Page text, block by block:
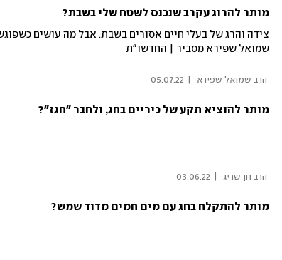
מותר להרוג עקרב שנכנס לשטח שלי בשבת?
צידה והרג של בעלי חיים אסורים בשבת. אבל מה עושים
שמואל שפירא מסביר | החדשו"ת
הרב שמואל שפירא 05.07.22
מותר להוציא תקע של כיריים בחג, ולחבר "חגז"?
הרב חן שריג 03.06.22
מותר להתקלח בחג עם מים חמים מדוד שמש?